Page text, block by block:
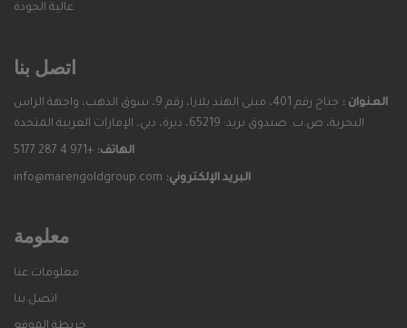
عالية الجودة
اتصل بنا
العنوان :
جناح رقم 401، مبنى الهند بلازا، رقم 9، سوق الذهب، واجهة الراس
البحرية، ص.ب. صندوق بريد: 65219، ديرة، دبي، الإمارات العربية المتحدة
الهاتف: +971 4 287 5177
البريد الإلكتروني: info@marengoldgroup.com
معلومة
معلومات عنا
اتصل بنا